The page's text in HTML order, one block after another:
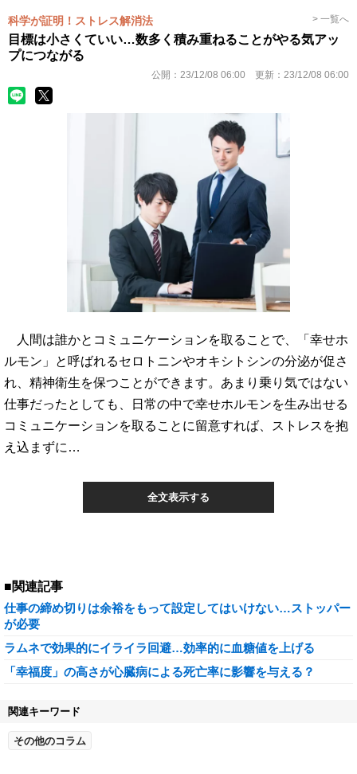
科学が証明！ストレス解消法 > 一覧へ
目標は小さくていい…数多く積み重ねることがやる気アッ
プにつながる
公開： 23/12/08 06:00 更新： 23/12/08 06:00
人間は誰かとコミュニケーションを取ることで、「幸せホ
ルモン」と呼ばれるセロトニンやオキシトシンの分泌が促さ
れ、精神衛生を保つことができます。あまり乗り気ではない
仕事だったとしても、日常の中で幸せホルモンを生み出せる
コミュニケーションを取ることに留意すれば、ストレスを抱
え込まずに…
全文表示する
■関連記事
仕事の締め切りは余裕をもって設定してはいけない…ストッパー
が必要
ラムネで効果的にイライラ回避…効率的に血糖値を上げる
「幸福度」の高さが心臓病による死亡率に影響を与える？
関連キーワード
その他のコラム